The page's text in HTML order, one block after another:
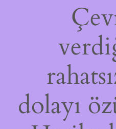
dolayı